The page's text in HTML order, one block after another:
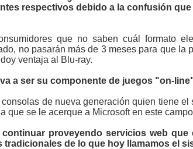
respectivos debido a la confusión
que no saben cuál formato
no pasarán más de 3 meses para que la
ventaja al Blu-ray.
a ser su componente de juegos "on-
de nueva generación quien tiene
que se le acerque a Microsoft en este
proveyendo servicios web
de lo que hoy llamamos el